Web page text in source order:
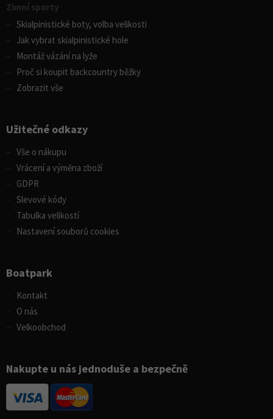
Zimní sporty
Skialpinistické boty, volba velikosti
Jak vybrat skialpinistické hole
Montáž vázání na lyže
Proč si koupit backcountry běžky
Zobrazit vše
Užitečné odkazy
Vše o nákupu
Vrácení a výměna zboží
GDPR
Slevové kódy
Tabulka velikostí
Nastavení souborů cookies
Boatpark
Kontakt
O nás
Velkoobchod
Nakupte u nás jednoduše a bezpečně